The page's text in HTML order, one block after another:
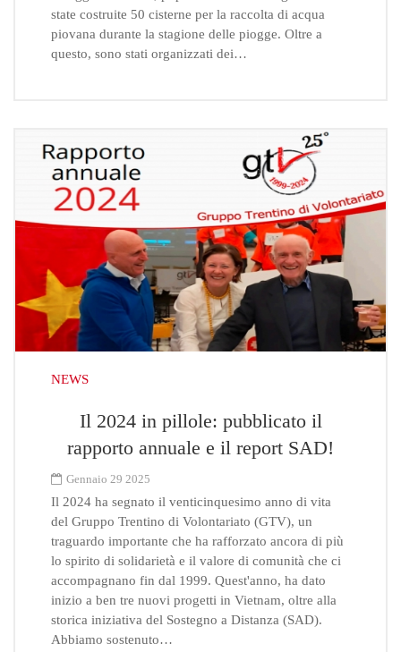
state costruite 50 cisterne per la raccolta di acqua
piovana durante la stagione delle piogge. Oltre a
questo, sono stati organizzati dei…
NEWS
Il 2024 in pillole: pubblicato il
rapporto annuale e il report SAD!
Gennaio 29 2025
Il 2024 ha segnato il venticinquesimo anno di vita
del Gruppo Trentino di Volontariato (GTV), un
traguardo importante che ha rafforzato ancora di più
lo spirito di solidarietà e il valore di comunità che ci
accompagnano fin dal 1999. Quest'anno, ha dato
inizio a ben tre nuovi progetti in Vietnam, oltre alla
storica iniziativa del Sostegno a Distanza (SAD).
Abbiamo sostenuto…